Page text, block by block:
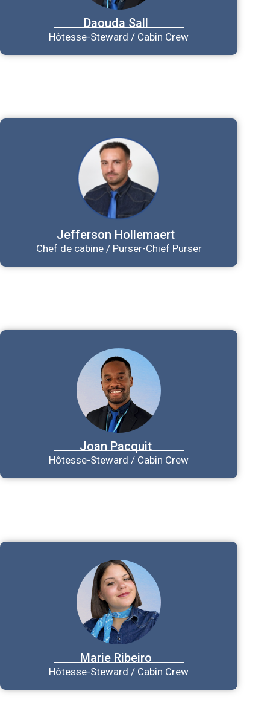
Daouda Sall
Hôtesse-Steward / Cabin Crew
Jefferson Hollemaert
Chef de cabine / Purser-Chief Purser
Joan Pacquit
Hôtesse-Steward / Cabin Crew
Marie Ribeiro
Hôtesse-Steward / Cabin Crew